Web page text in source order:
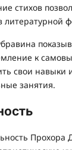
стихов
литературной
к
свои навыки
занятия.
Прохора